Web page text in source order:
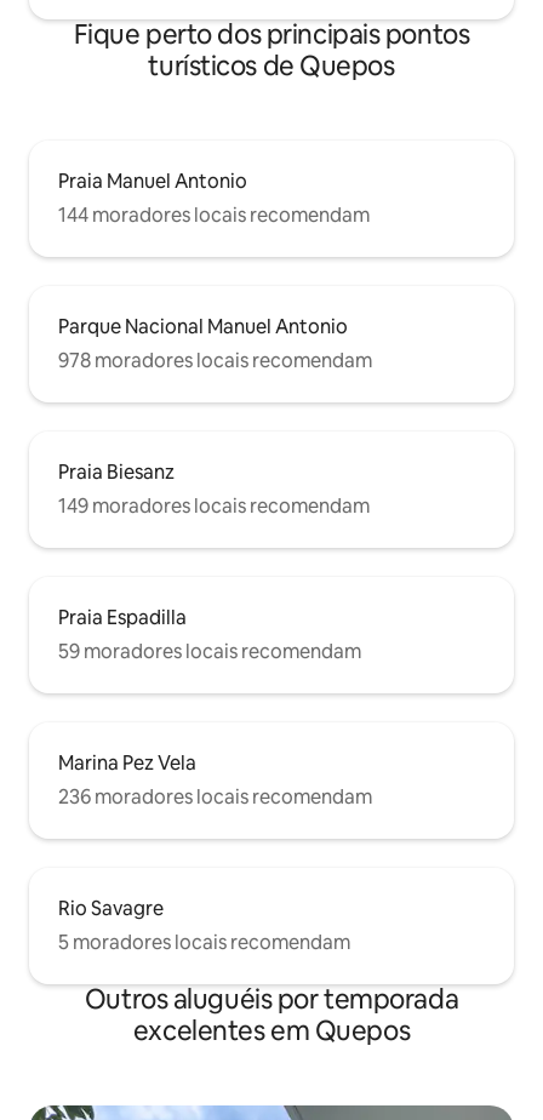
Fique perto dos principais pontos
turísticos de Quepos
Praia Manuel Antonio
144 moradores locais recomendam
Parque Nacional Manuel Antonio
978 moradores locais recomendam
Praia Biesanz
149 moradores locais recomendam
Praia Espadilla
59 moradores locais recomendam
Marina Pez Vela
236 moradores locais recomendam
Rio Savagre
5 moradores locais recomendam
Outros aluguéis por temporada
excelentes em Quepos